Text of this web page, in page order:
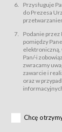
dnia 18 lipca
r., Nr 144,
Na zasadach
Usługobiorca
zapoznać się
usługi
Usługobiorca
od chwili
Regulamin
Warunki
Przysługuje
do Prezesa
Podanie przez
pomiędzy
elektroniczną,
Pan/-i
zwracamy
zawarcie i
oraz w
Chcę